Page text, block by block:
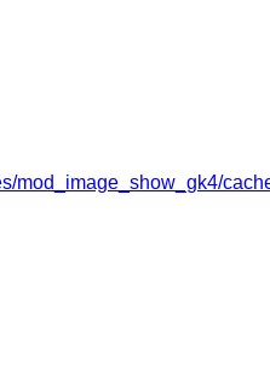
mod_image_show_gk4/